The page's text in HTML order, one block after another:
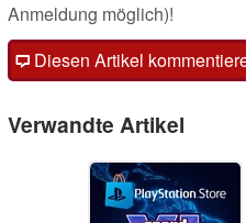
Anmeldung möglich)!
Diesen Artikel
Verwandte Artikel